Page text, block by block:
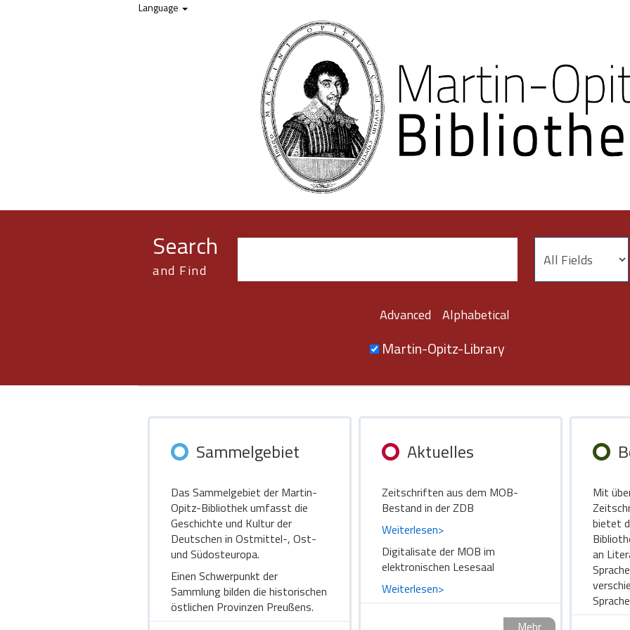
Language
Search
and Find
Advanced Alphabetical
Martin-Opitz-Library
Sammelgebiet
Das Sammelgebiet der Martin-
Opitz-Bibliothek umfasst die
Geschichte und Kultur der
Deutschen in Ostmittel-, Ost-
und Südosteuropa.
Einen Schwerpunkt der
Sammlung bilden die historischen
östlichen Provinzen Preußens.
Aktuelles
Zeitschriften aus dem MOB-
Bestand in der ZDB
Weiterlesen>
Digitalisate der MOB im
elektronischen Lesesaal
Weiterlesen>
Mehr
Mit
bietet
an